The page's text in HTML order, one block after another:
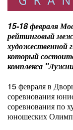
15-18 февраля
рейтинговый
художественной
который
комплекса
15 февраля в
соревнования
соревнования по
юношеских